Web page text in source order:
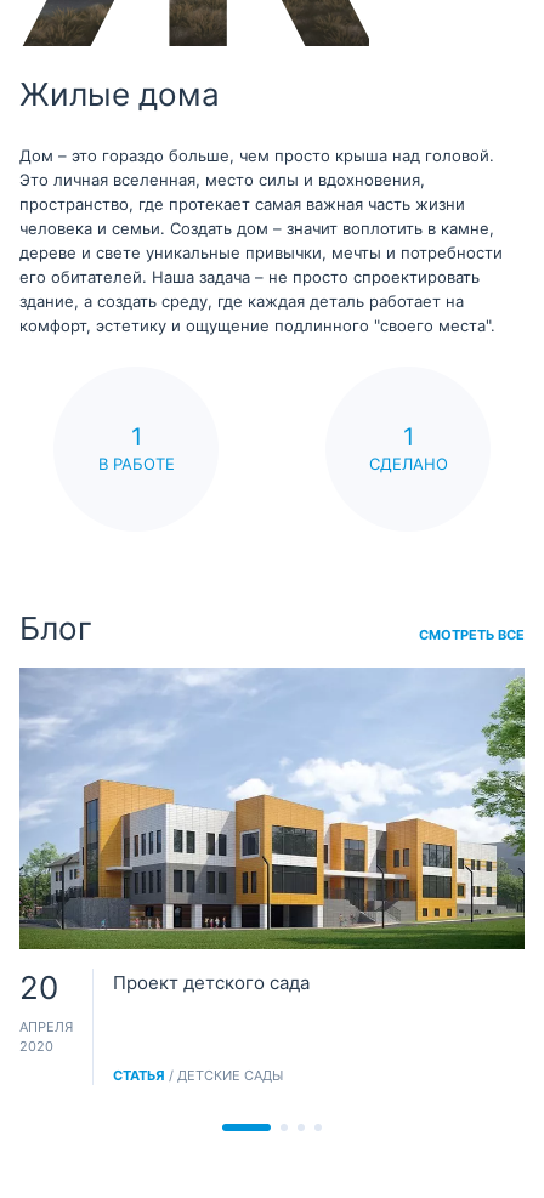
Жилые дома
Дом – это гораздо больше, чем просто крыша над головой.
Это личная вселенная, место силы и вдохновения,
пространство, где протекает самая важная часть жизни
человека и семьи. Создать дом – значит воплотить в камне,
дереве и свете уникальные привычки, мечты и потребности
его обитателей. Наша задача – не просто спроектировать
здание, а создать среду, где каждая деталь работает на
комфорт, эстетику и ощущение подлинного "своего места".
1
В РАБОТЕ
1
СДЕЛАНО
Блог СМОТРЕТЬ ВСЕ
20
АПРЕЛЯ
2020
Проект детского сада
СТАТЬЯ / ДЕТСКИЕ САДЫ